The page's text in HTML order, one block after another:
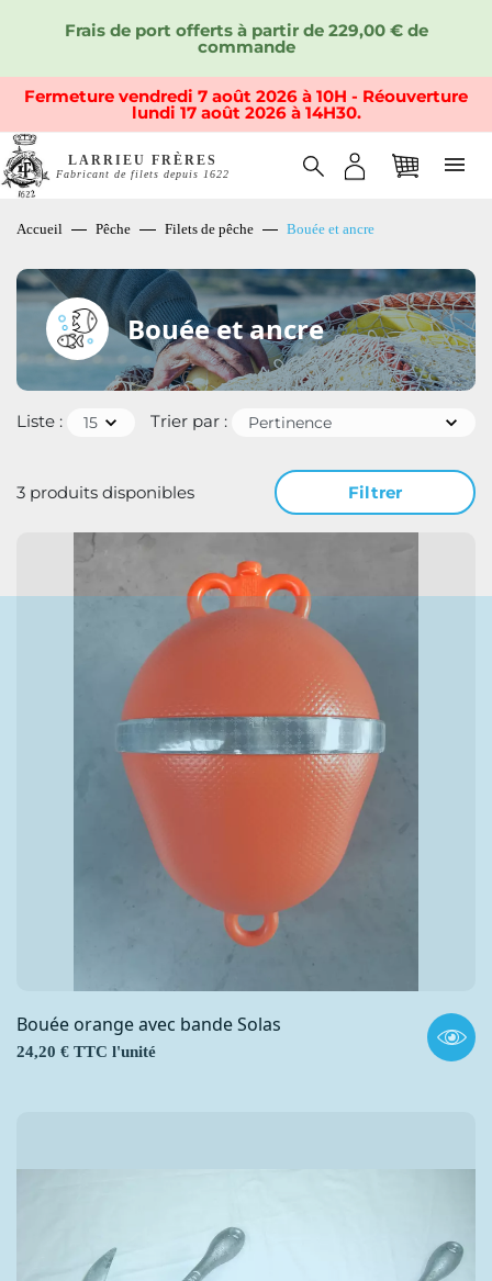
Frais de port offerts à partir de 229,00 € de
commande
Fermeture vendredi 7 août 2026 à 10H - Réouverture
lundi 17 août 2026 à 14H30.
LARRIEU FRÈRES
Fabricant de filets depuis 1622
Accueil Pêche Filets de pêche Bouée et ancre
Bouée et ancre
Liste : Trier par :
3 produits disponibles Filtrer
Bouée orange avec bande Solas
Prix
24,20 € TTC l'unité